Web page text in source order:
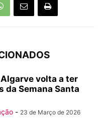
volta a ter
da Semana Santa
- 23 de Março de 2026